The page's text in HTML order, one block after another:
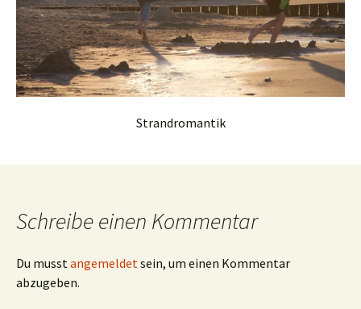
Strandromantik
Schreibe einen Kommentar
Du musst angemeldet sein, um einen Kommentar
abzugeben.